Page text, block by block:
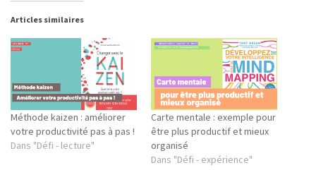
Articles similaires
Méthode kaizen : améliorer
votre productivité pas à pas !
Dans "Défi - lecture"
Carte mentale : exemple pour
être plus productif et mieux
organisé
Dans "Défi - expérience"